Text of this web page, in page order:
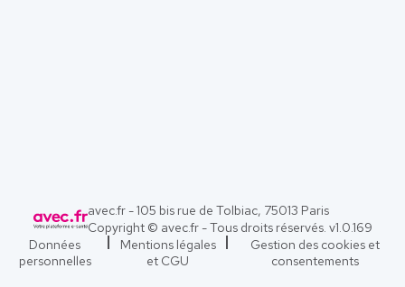
avec.fr - 105 bis rue de Tolbiac, 75013 Paris
Copyright © avec.fr - Tous droits réservés. v1.0.169
Données
personnelles
Mentions légales
et CGU
Gestion des cookies et
consentements